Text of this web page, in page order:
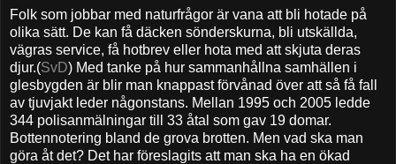
Folk som jobbar med naturfrågor är vana att bli hotade på
olika sätt. De kan få däcken sönderskurna, bli utskällda,
vägras service, få hotbrev eller hota med att skjuta deras
djur.(SvD) Med tanke på hur sammanhållna samhällen i
glesbygden är blir man knappast förvånad över att så få fall
av tjuvjakt leder någonstans. Mellan 1995 och 2005 ledde
344 polisanmälningar till 33 åtal som gav 19 domar.
Bottennotering bland de grova brotten. Men vad ska man
göra åt det? Det har föreslagits att man ska ha en ökad